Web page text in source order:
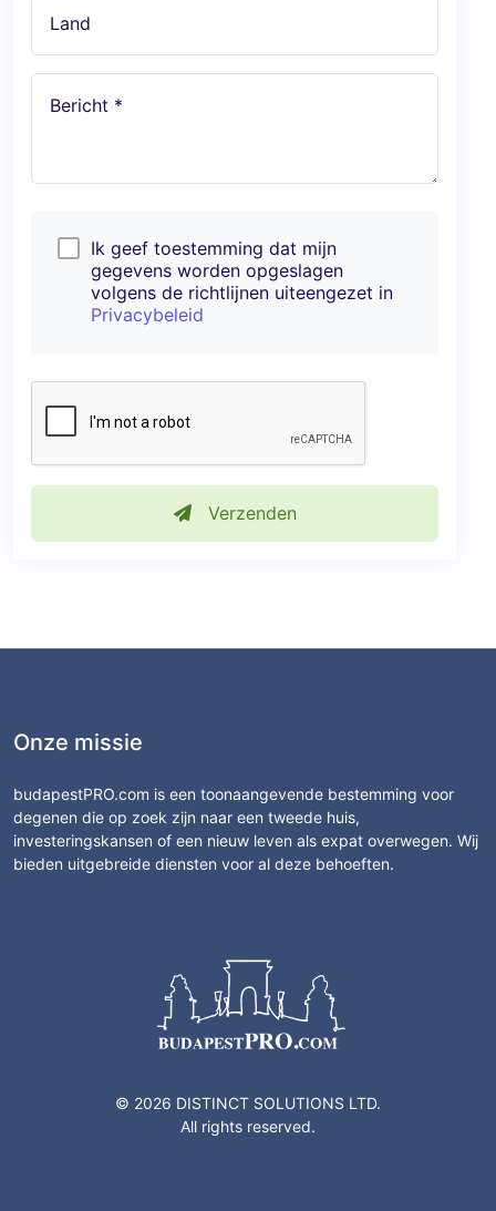
Land
Bericht *
Ik geef toestemming dat mijn
gegevens worden opgeslagen
volgens de richtlijnen uiteengezet in
Privacybeleid
Verzenden
Onze missie
budapestPRO.com is een toonaangevende bestemming voor
degenen die op zoek zijn naar een tweede huis,
investeringskansen of een nieuw leven als expat overwegen. Wij
bieden uitgebreide diensten voor al deze behoeften.
© 2026 DISTINCT SOLUTIONS LTD.
All rights reserved.